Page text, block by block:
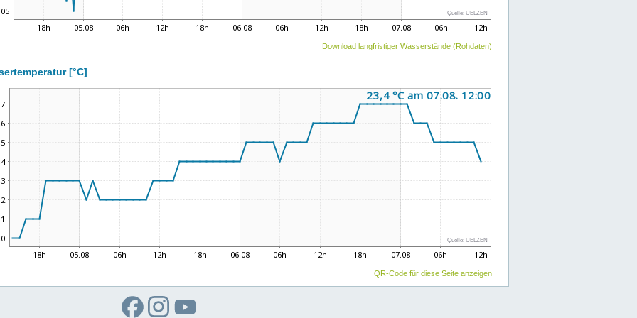
Download langfristiger Wasserstände (Rohdaten)
[°C]
QR-Code für diese Seite anzeigen